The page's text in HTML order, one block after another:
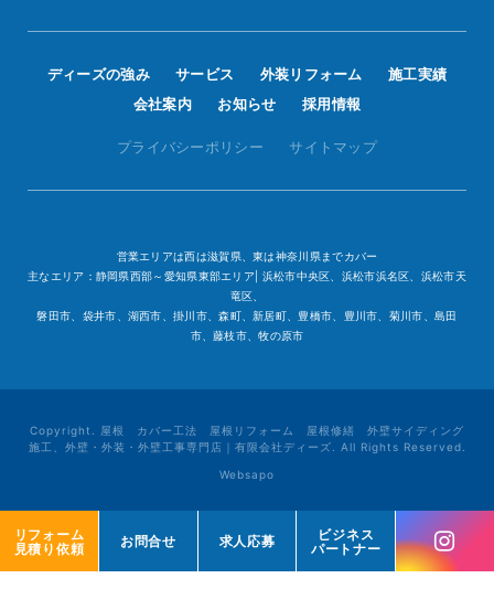
リフォーム
見積り依頼
お問合せ 求人応募
ビジネス
パートナー
リフォーム
見積り依頼
お問合せ 求人応募
ビジネス
パートナー
ディーズの強み サービス 外装リフォーム
施工実績
会社案内
お知らせ 採用情報
プライバシーポリシー サイトマップ
営業エリアは西は滋賀県、東は神奈川県までカバー
主なエリア：静岡県西部～愛知県東部エリア| 浜松市中央区、浜松市浜名区、浜松市天
竜区、
磐田市、袋井市、湖西市、掛川市、森町、新居町、豊橋市、豊川市、菊川市、島田
市、藤枝市、牧の原市
Copyright. 屋根 カバー工法 屋根リフォーム 屋根修繕 外壁サイディング
施工、外壁・外装・外壁工事専門店｜有限会社ディーズ. All Rights Reserved.
Websapo